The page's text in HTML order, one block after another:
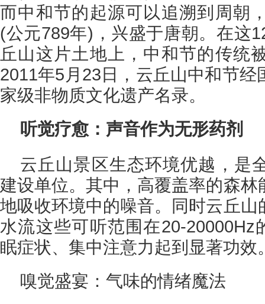
而中和节的起源可以追溯到周朝
(公元789年)，兴盛于唐朝。在这
丘山这片土地上，中和节的传统
2011年5月23日，云丘山中和节经
家级非物质文化遗产名录。
听觉疗愈：声音作为无形药剂
云丘山景区生态环境优越，是
建设单位。其中，高覆盖率的森
地吸收环境中的噪音。同时云丘
水流这些可听范围在20-20000Hz
眠症状、集中注意力起到显著功效
嗅觉盛宴：气味的情绪魔法